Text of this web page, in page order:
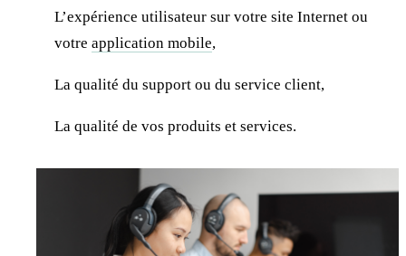
L’expérience utilisateur sur votre site Internet ou
votre application mobile,
La qualité du support ou du service client,
La qualité de vos produits et services.